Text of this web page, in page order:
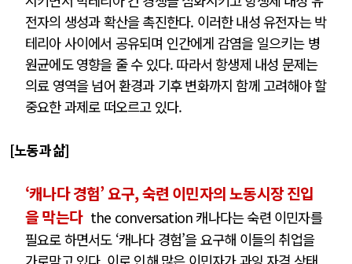
전자의 생성과 확산을 촉진한다. 이러한 내성 유전자는 박
테리아 사이에서 공유되며 인간에게 감염을 일으키는 병
원균에도 영향을 줄 수 있다. 따라서 항생제 내성 문제는
의료 영역을 넘어 환경과 기후 변화까지 함께 고려해야 할
중요한 과제로 떠오르고 있다.
[노동과 삶]
‘캐나다 경험’ 요구, 숙련 이민자의 노동시장 진입
을 막는다 the conversation 캐나다는 숙련 이민자를
필요로 하면서도 ‘캐나다 경험’을 요구해 이들의 취업을